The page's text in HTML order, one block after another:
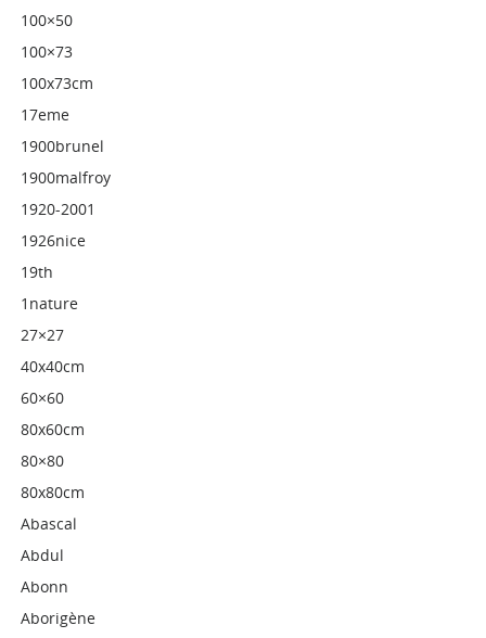
100×50
100×73
100x73cm
17eme
1900brunel
1900malfroy
1920-2001
1926nice
19th
1nature
27×27
40x40cm
60×60
80x60cm
80×80
80x80cm
Abascal
Abdul
Abonn
Aborigène